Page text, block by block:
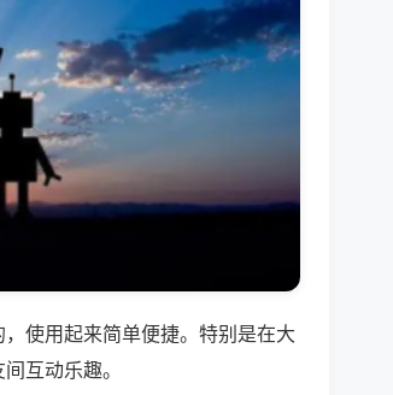
使用起来简单便捷。特别是在大
互动乐趣。